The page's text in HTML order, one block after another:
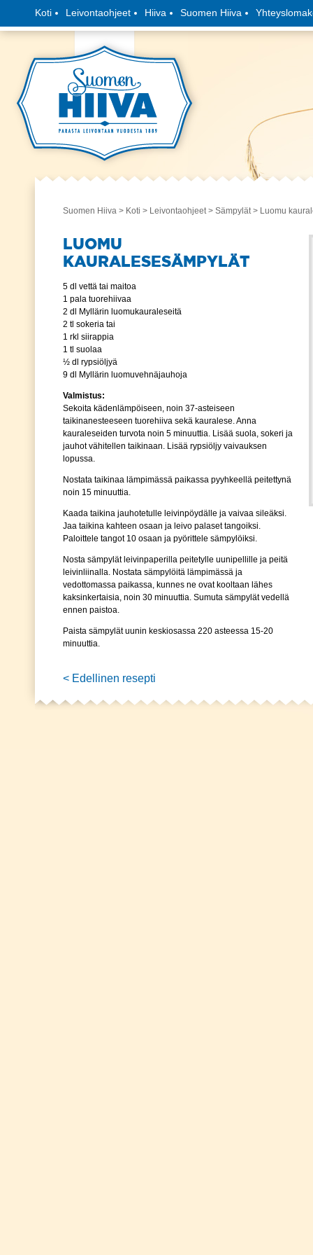
Koti Leivontaohjeet Hiiva Suomen Hiiva
Suomen Hiiva > Koti > Leivontaohjeet> Sämpylät> Luomu
LUOMU
KAURALESESÄMPYLÄT
5 dl vettä tai maitoa
1 pala tuorehiivaa
2 dl Myllärin luomukauraleseitä
2 tl sokeria tai
1 rkl siirappia
1 tl suolaa
½ dl rypsiöljyä
9 dl Myllärin luomuvehnäjauhoja
Valmistus:
Sekoita kädenlämpöiseen, noin 37-asteiseen
taikinanesteeseen tuorehiiva sekä kauralese. Anna
kauraleseiden turvota noin 5 minuuttia. Lisää suola, sokeri ja
jauhot vähitellen taikinaan. Lisää rypsiöljy vaivauksen
lopussa.
Nostata taikinaa lämpimässä paikassa pyyhkeellä peitettynä
noin 15 minuuttia.
Kaada taikina jauhotetulle leivinpöydälle ja vaivaa sileäksi.
Jaa taikina kahteen osaan ja leivo palaset tangoiksi.
Paloittele tangot 10 osaan ja pyörittele sämpylöiksi.
Nosta sämpylät leivinpaperilla peitetylle uunipellille ja peitä
leivinliinalla. Nostata sämpylöitä lämpimässä ja
vedottomassa paikassa, kunnes ne ovat kooltaan lähes
kaksinkertaisia, noin 30 minuuttia. Sumuta sämpylät vedellä
ennen paistoa.
Paista sämpylät uunin keskiosassa 220 asteessa 15-20
minuuttia.
< Edellinen resepti